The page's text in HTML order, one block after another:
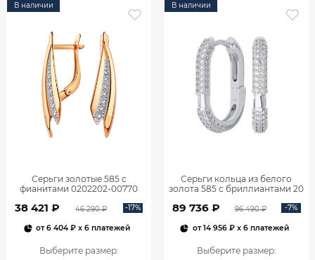
В наличии
Серьги золотые 585 с
фианитами 0202202-00770
38 421 ₽ 46 290 ₽ -17%
от6 404 ₽ x 6 платежей
Выберите размер:
В наличии
Серьги кольца из белого
золота 585 с бриллиантами 20
89 736 ₽ 96 490 ₽ -7%
от14 956 ₽x 6 платежей
Выберите размер: